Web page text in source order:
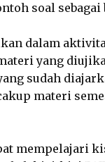
soal sebagai
dalam
yang
sudah
materi
mempelajari